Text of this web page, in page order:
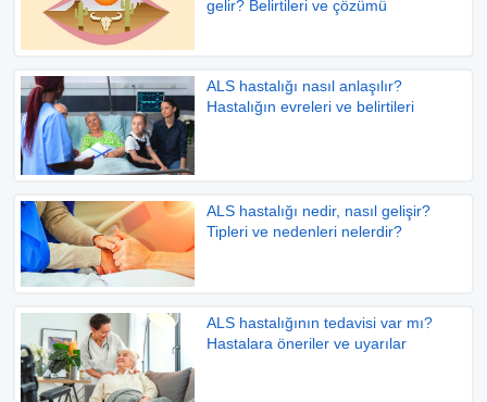
gelir? Belirtileri ve çözümü
ALS hastalığı nasıl anlaşılır?
Hastalığın evreleri ve belirtileri
ALS hastalığı nedir, nasıl gelişir?
Tipleri ve nedenleri nelerdir?
ALS hastalığının tedavisi var mı?
Hastalara öneriler ve uyarılar